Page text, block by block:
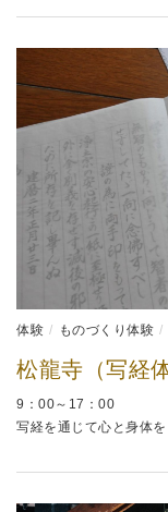
体験 ものづくり体験
松龍寺（写経
9：00～17：00
写経を通じて心と身体